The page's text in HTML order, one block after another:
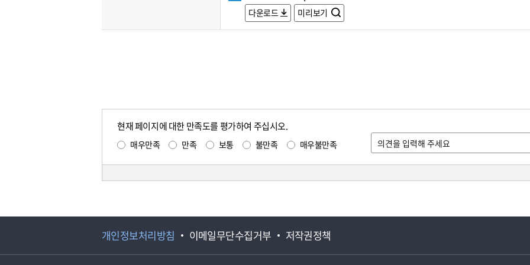
다운로드 미리보기
현재 페이지에 대한 만족도를 평가하여 주십시오.
매우만족 만족 보통 불만족 매우불만족
개인정보처리방침 이메일무단수집거부 저작권정책